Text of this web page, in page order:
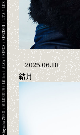
2025.06.18
結月